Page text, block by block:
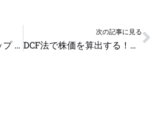
成果を出すAI導入ステップ 認知から定着までの完全解説
次の記事に見る
DCF法で株価を算出する！実務で役立つ評価モデル